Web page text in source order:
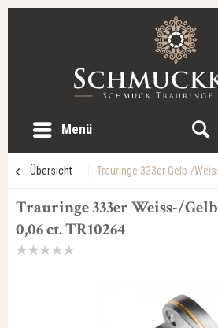
Menü
Übersicht Trauringe 333er Gelb-/
Trauringe 333er Weiss-/
0,06 ct. TR10264